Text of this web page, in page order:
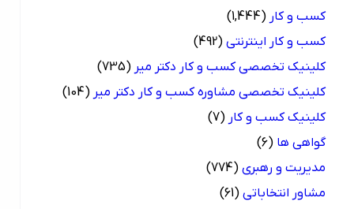
کسب و کار (1,444)
کسب و کار اینترنتی (492)
کلینیک تخصصی کسب و کار دکتر میر (735)
کلینیک تخصصی مشاوره کسب و کار دکتر میر (104)
کلینیک کسب و کار (7)
گواهی ها (6)
مدیریت و رهبری (774)
مشاور انتخاباتی (61)